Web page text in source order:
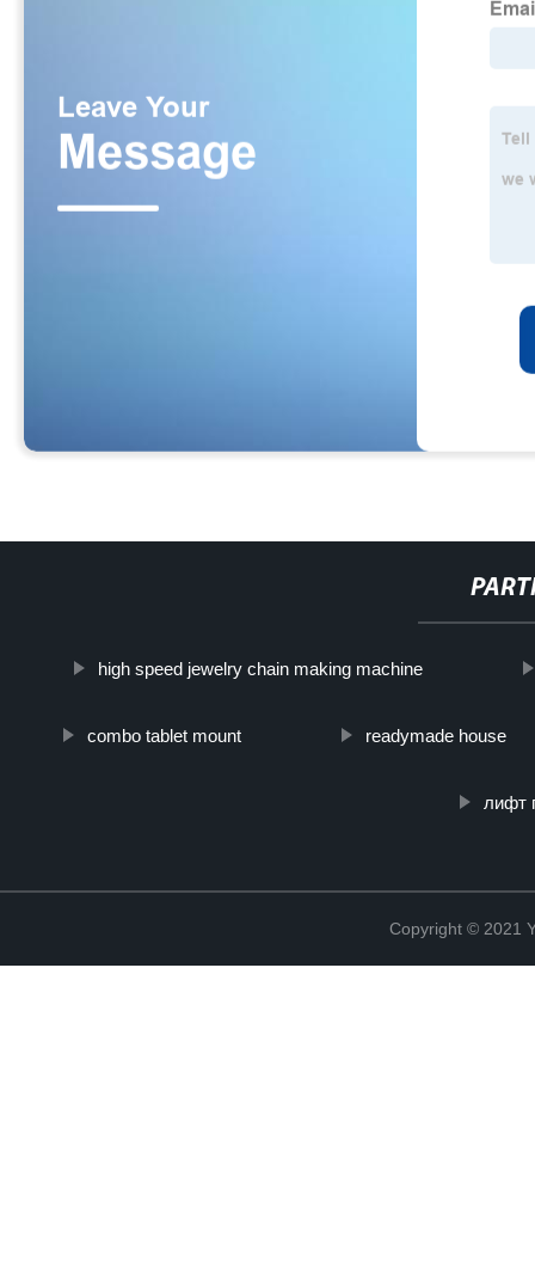
high speed jewelry chain making machine
combo tablet mount readymade house
лифт
Copyright © 2021